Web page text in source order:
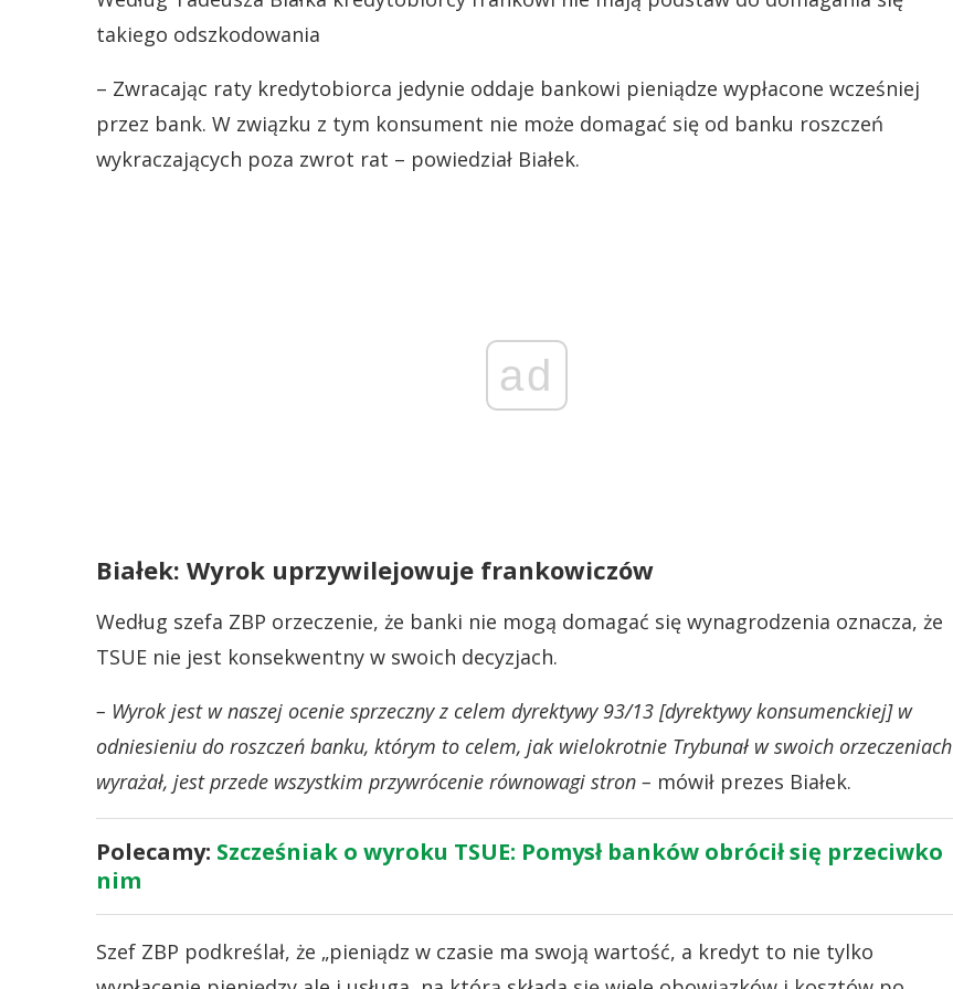
takiego odszkodowania
– Zwracając raty kredytobiorca jedynie oddaje bankowi pieniądze wypłacone wcześniej
przez bank. W związku z tym konsument nie może domagać się od banku roszczeń
wykraczających poza zwrot rat – powiedział Białek.
ad
Białek: Wyrok uprzywilejowuje frankowiczów
Według szefa ZBP orzeczenie, że banki nie mogą domagać się wynagrodzenia oznacza, że
TSUE nie jest konsekwentny w swoich decyzjach.
– Wyrok jest w naszej ocenie sprzeczny z celem dyrektywy 93/13 [dyrektywy konsumenckiej] w
odniesieniu do roszczeń banku, którym to celem, jak wielokrotnie Trybunał w swoich orzeczeniach
wyrażał, jest przede wszystkim przywrócenie równowagi stron – mówił prezes Białek.
Polecamy: Szcześniak o wyroku TSUE: Pomysł banków obrócił się przeciwko
nim
Szef ZBP podkreślał, że „pieniądz w czasie ma swoją wartość, a kredyt to nie tylko